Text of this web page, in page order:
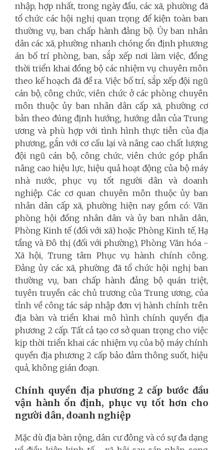
nhập, hợp nhất, trong ngày đầu, các xã, phường đã
tổ chức các hội nghị quan trọng để kiện toàn ban
thường vụ, ban chấp hành đảng bộ. Ủy ban nhân
dân các xã, phường nhanh chóng ổn định phương
án bố trí phòng, ban, sắp xếp nơi làm việc, đồng
thời triển khai đồng bộ các nhiệm vụ chuyên môn
theo kế hoạch đã đề ra. Việc bố trí, sắp xếp đội ngũ
cán bộ, công chức, viên chức ở các phòng chuyên
môn thuộc ủy ban nhân dân cấp xã, phường cơ
bản theo đúng định hướng, hướng dẫn của Trung
ương và phù hợp với tình hình thực tiễn của địa
phương, gắn với cơ cấu lại và nâng cao chất lượng
đội ngũ cán bộ, công chức, viên chức góp phần
nâng cao hiệu lực, hiệu quả hoạt động của bộ máy
nhà nước, phục vụ tốt người dân và doanh
nghiệp. Các cơ quan chuyên môn thuộc ủy ban
nhân dân cấp xã, phường hiện nay gồm có: Văn
phòng hội đồng nhân dân và ủy ban nhân dân,
Phòng Kinh tế (đối với xã) hoặc Phòng Kinh tế, Hạ
tầng và Đô thị (đối với phường), Phòng Văn hóa -
Xã hội, Trung tâm Phục vụ hành chính công.
Đảng ủy các xã, phường đã tổ chức hội nghị ban
thường vụ, ban chấp hành đảng bộ quán triệt,
tuyên truyền các chủ trương của Trung ương, của
tỉnh về công tác sáp nhập đơn vị hành chính trên
địa bàn và triển khai mô hình chính quyền địa
phương 2 cấp. Tất cả tạo cơ sở quan trọng cho việc
kịp thời triển khai các nhiệm vụ của bộ máy chính
quyền địa phương 2 cấp bảo đảm thông suốt, hiệu
quả, không gián đoạn.
Chính quyền địa phương 2 cấp bước đầu
vận hành ổn định, phục vụ tốt hơn cho
người dân, doanh nghiệp
Mặc dù địa bàn rộng, dân cư đông và có sự đa dạng